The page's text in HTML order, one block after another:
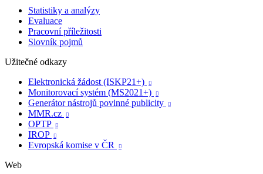
Statistiky a analýzy
Evaluace
Pracovní příležitosti
Slovník pojmů
Užitečné odkazy
Elektronická žádost (ISKP21+)

Monitorovací systém (MS2021+) 
Generátor nástrojů povinné publicity 
MMR.cz 
OPTP 
IROP 
Evropská komise v ČR 
Web